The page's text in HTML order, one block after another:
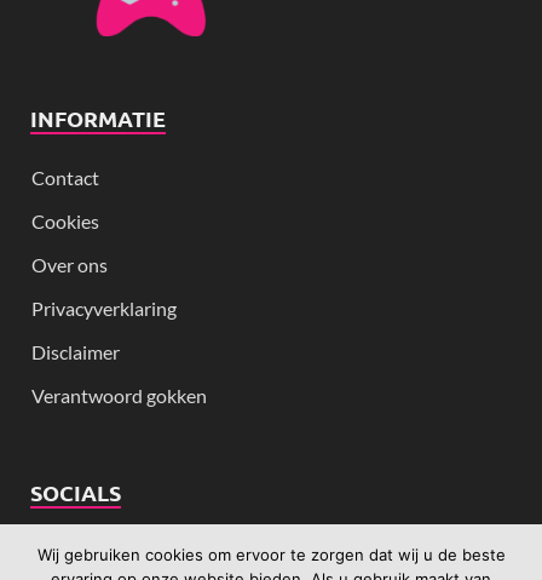
INFORMATIE
Contact
Cookies
Over ons
Privacyverklaring
Disclaimer
Verantwoord gokken
SOCIALS
Wij gebruiken cookies om ervoor te zorgen dat wij u de beste